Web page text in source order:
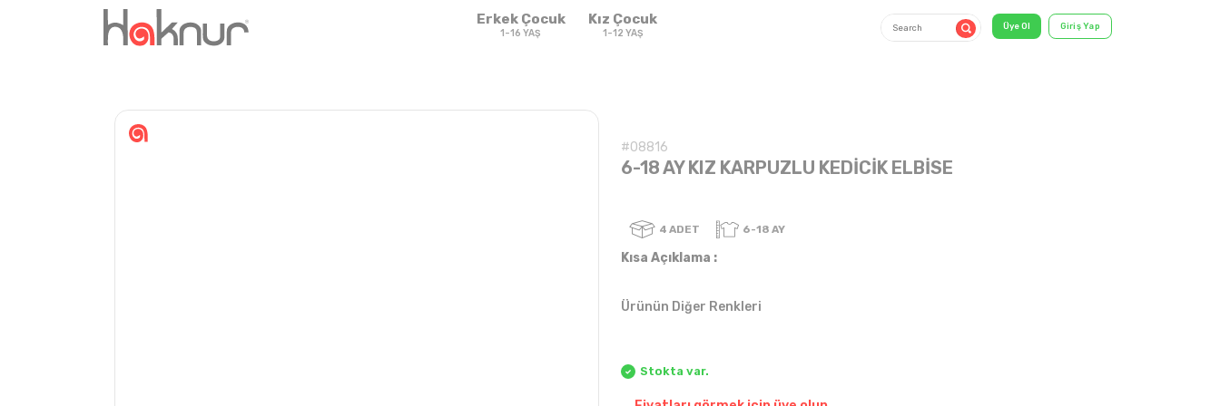
Erkek Çocuk
1-16 YAŞ
Sweatshirt & T-Sweatshirt & T-
#08816
6-18 AY KIZ KARPUZLU KEDİCİK ELBİSE
Kısa Açıklama :
Ürünün Diğer Renkleri
Stokta var.